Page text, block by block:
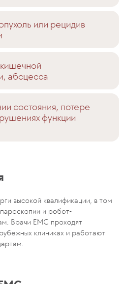
или рецидив
абсцесса
состояния, потере
функции
высокой квалификации, в том
и робот-
Врачи EMC проходят
клиниках и работают